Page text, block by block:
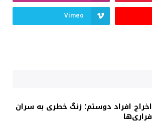
Vimeo
اخراج افراد دوستم؛ زنگ خطری به سران
فراری‌ها